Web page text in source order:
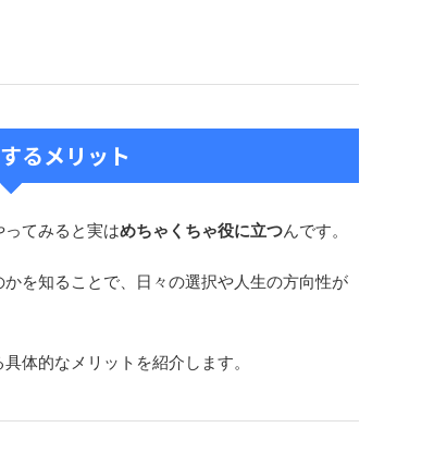
るメリット
てみると実はめちゃくちゃ役に立つんです。
を知ることで、日々の選択や人生の方向性が
体的なメリットを紹介します。